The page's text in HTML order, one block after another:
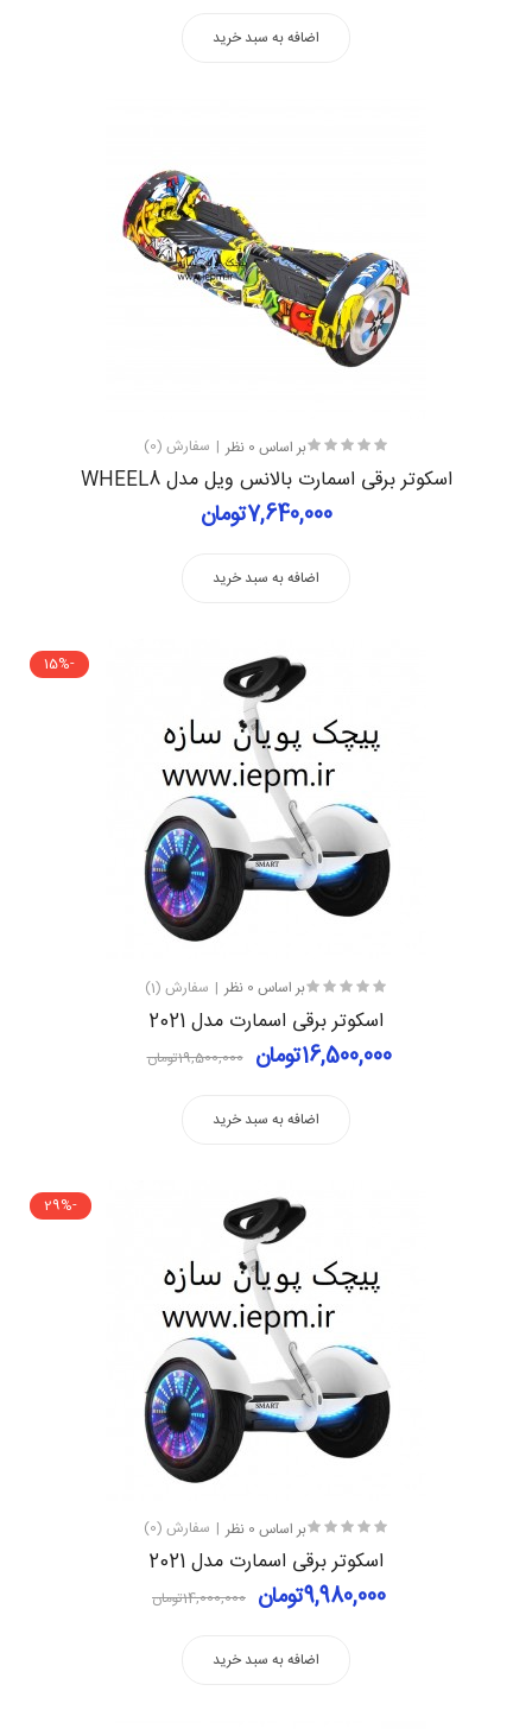
اضافه به سبد خرید
بر اساس 0 نظر سفارش (0)
اسکوتر برقی اسمارت بالانس ویل مدل WHEEL8
7,640,000تومان
اضافه به سبد خرید
-15%
بر اساس 0 نظر سفارش (1)
اسکوتر برقی اسمارت مدل 2021
16,500,000تومان 19,500,000تومان
اضافه به سبد خرید
-29%
بر اساس 0 نظر سفارش (0)
اسکوتر برقی اسمارت مدل 2021
9,980,000تومان 14,000,000تومان
اضافه به سبد خرید